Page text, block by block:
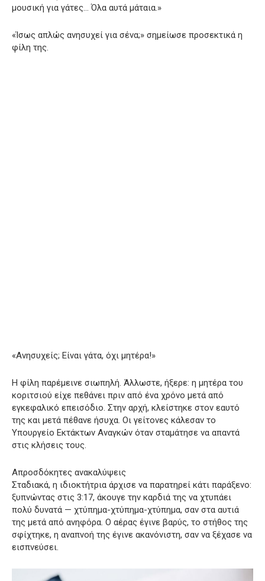
μουσική για γάτες… Όλα αυτά μάταια.»
«Ίσως απλώς ανησυχεί για σένα;» σημείωσε προσεκτικά η
φίλη της.
«Ανησυχείς; Είναι γάτα, όχι μητέρα!»
Η φίλη παρέμεινε σιωπηλή. Άλλωστε, ήξερε: η μητέρα του
κοριτσιού είχε πεθάνει πριν από ένα χρόνο μετά από
εγκεφαλικό επεισόδιο. Στην αρχή, κλείστηκε στον εαυτό
της και μετά πέθανε ήσυχα. Οι γείτονες κάλεσαν το
Υπουργείο Εκτάκτων Αναγκών όταν σταμάτησε να απαντά
στις κλήσεις τους.
Απροσδόκητες ανακαλύψεις
Σταδιακά, η ιδιοκτήτρια άρχισε να παρατηρεί κάτι παράξενο:
ξυπνώντας στις 3:17, άκουγε την καρδιά της να χτυπάει
πολύ δυνατά — χτύπημα-χτύπημα-χτύπημα, σαν στα αυτιά
της μετά από ανηφόρα. Ο αέρας έγινε βαρύς, το στήθος της
σφίχτηκε, η αναπνοή της έγινε ακανόνιστη, σαν να ξέχασε να
εισπνεύσει.